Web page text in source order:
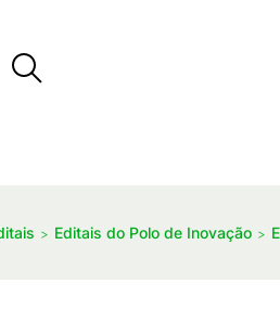
Editais do Polo de Inovação